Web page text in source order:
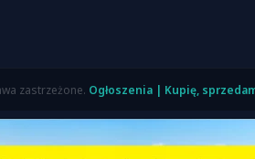
zastrzeżone. Ogłoszenia | Kupię,